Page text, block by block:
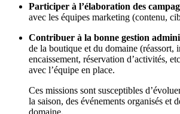
Participer à l’élaboration des
avec les équipes marketing (contenu,
Contribuer à la bonne gestion
de la boutique et du domaine (réassort,
encaissement, réservation d’activités,
avec l’équipe en place.
Ces missions sont susceptibles
la saison, des événements organisés et
domaine.